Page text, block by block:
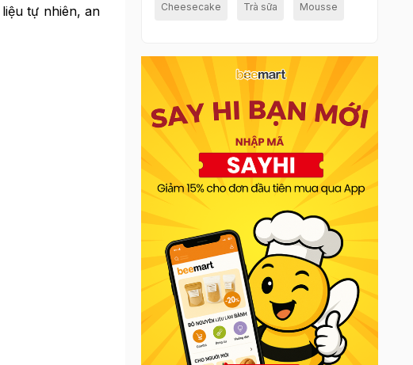
tự nhiên, an
Cheesecake Trà sữa Mousse